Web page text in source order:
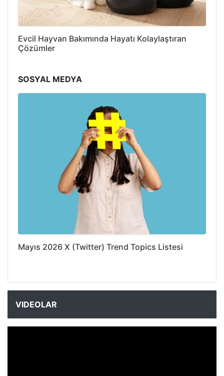
Evcil Hayvan Bakımında Hayatı Kolaylaştıran
Çözümler
SOSYAL MEDYA
Mayıs 2026 X (Twitter) Trend Topics Listesi
VIDEOLAR